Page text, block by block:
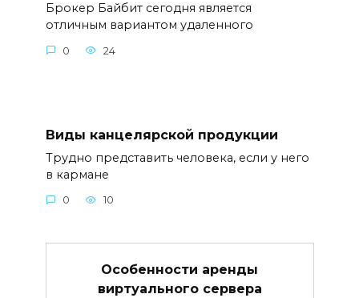
Брокер Байбит сегодня является
отличным вариантом удаленного
0 24
Виды канцелярской продукции
Трудно представить человека, если у него
в кармане
0 10
Особенности аренды
виртуального сервера